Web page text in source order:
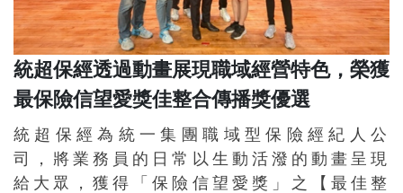
統超保經透過動畫展現職域經營特色，榮獲
最保險信望愛獎佳整合傳播獎優選
統超保經為統一集團職域型保險經紀人公
司，將業務員的日常以生動活潑的動畫呈現
給大眾，獲得「保險信望愛獎」之【最佳整